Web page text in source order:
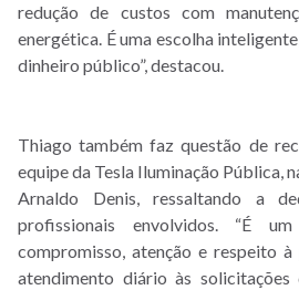
redução de custos com
energética. É uma escolha
dinheiro público”, destacou.
Thiago também faz questão de
equipe da Tesla Iluminação Pública,
Arnaldo Denis, ressaltando a
profissionais envolvidos. “É
compromisso, atenção e respeito à
atendimento diário às